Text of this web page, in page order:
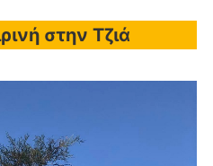
στην Τζιά